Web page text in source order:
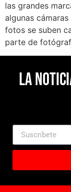
las grandes
algunas
fotos se suben
parte de
La